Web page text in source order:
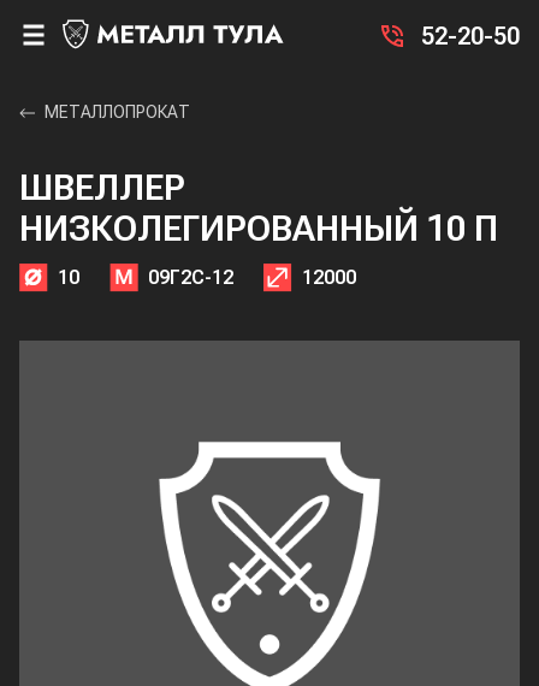
52-20-50
МЕТАЛЛОПРОКАТ
ШВЕЛЛЕР
НИЗКОЛЕГИРОВАННЫЙ 10 П
10 09Г2С-12 12000